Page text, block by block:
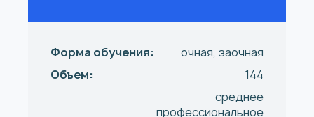
Форма обучения:
очная, заочная
Объем:
144
среднее
профессиональное